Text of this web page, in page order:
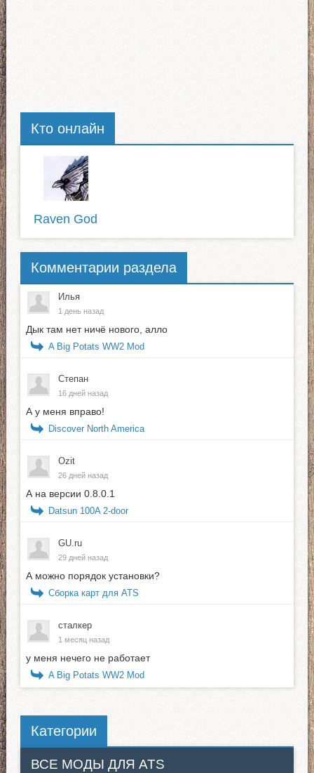
Кто онлайн
Raven God
Комментарии раздела
Илья
1 день назад
Дык там нет ничё нового, алло
A Big Potats WW2 Mod
Степан
16 дней назад
А у меня вправо!
Discover North America
Ozit
26 дней назад
А на версии 0.8.0.1
Datsun 100A 2-door
GU.ru
29 дней назад
А можно порядок установки?
Сборка карт для ATS
сталкер
1 месяц назад
у меня нечего не работает
A Big Potats WW2 Mod
Категории
ВСЕ МОДЫ ДЛЯ ATS